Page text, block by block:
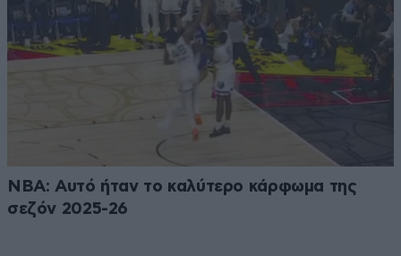
NBA: Αυτό ήταν το καλύτερο κάρφωμα της
σεζόν 2025-26